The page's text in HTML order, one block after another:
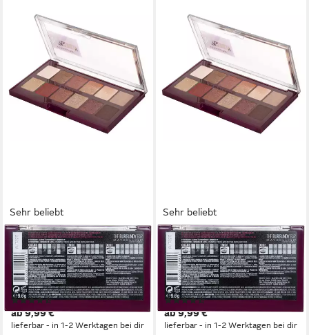
Sehr beliebt
MAYBELLINE NEW YORK
Lidschatten THE BURGUNDY
BAR, mit schimmernden
Burgunder-Tönen
(84)
ab 9,99 €
lieferbar - in 1-2 Werktagen bei dir
Sehr beliebt
MAYBELLINE NEW YORK
Lidschatten THE BURGUNDY
BAR, mit schimmernden
Burgunder-Tönen
(84)
ab 9,99 €
lieferbar - in 1-2 Werktagen bei dir